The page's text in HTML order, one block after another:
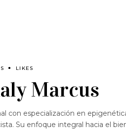
LIKES
Marcus
con especialización en
Su enfoque integral hacia el